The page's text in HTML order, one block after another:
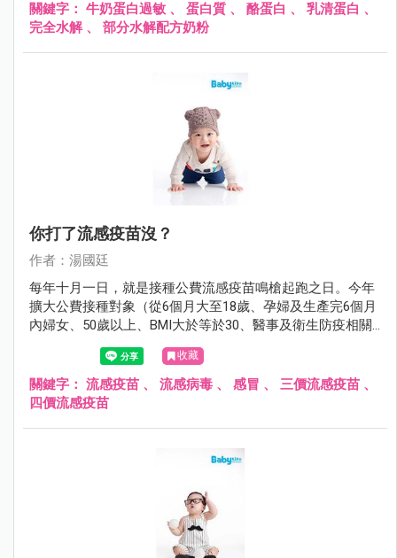
關鍵字： 牛奶蛋白過敏 、 蛋白質 、 酪蛋白 、 乳清蛋白 、
完全水解、 部分水解配方奶粉
你打了流感疫苗沒？
作者：湯國廷
每年十月一日，就是接種公費流感疫苗鳴槍起跑之日。今年
擴大公費接種對象（從6個月大至18歲、孕婦及生產完6個月
內婦女、50歲以上、BMI大於等於30、醫事及衛生防疫相關
人員、禽畜業及動物防疫相關人員、重大傷病患者、居住於
安養院等長期機構者、罕見疾病者），希望藉由擴大接種，
減少即將而來的流感威脅。
收藏
關鍵字： 流感疫苗 、 流感病毒 、 感冒 、 三價流感疫苗 、
四價流感疫苗